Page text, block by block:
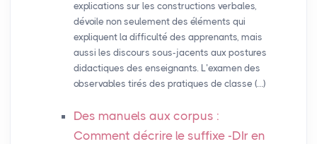
explications sur les constructions verbales,
dévoile non seulement des éléments qui
expliquent la difficulté des apprenants, mais
aussi les discours sous-jacents aux postures
didactiques des enseignants. L’examen des
observables tirés des pratiques de classe (…)
Des manuels aux corpus :
Comment décrire le suffixe -DIr en